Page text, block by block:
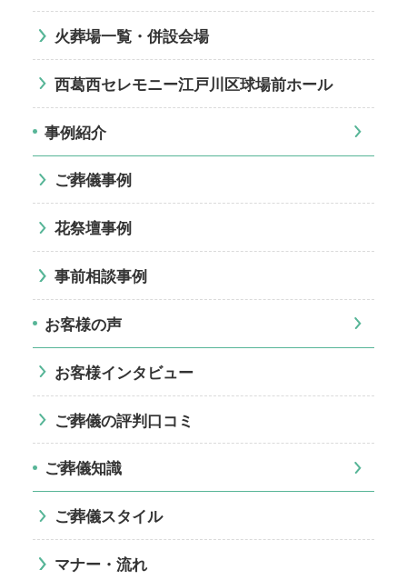
火葬場一覧・併設会場
西葛西セレモニー江戸川区球場前ホール
事例紹介
ご葬儀事例
花祭壇事例
事前相談事例
お客様の声
お客様インタビュー
ご葬儀の評判口コミ
ご葬儀知識
ご葬儀スタイル
マナー・流れ